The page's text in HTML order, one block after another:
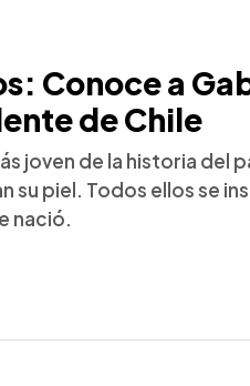
Conoce a
de Chile
joven de la historia del
su piel. Todos ellos se
nació.